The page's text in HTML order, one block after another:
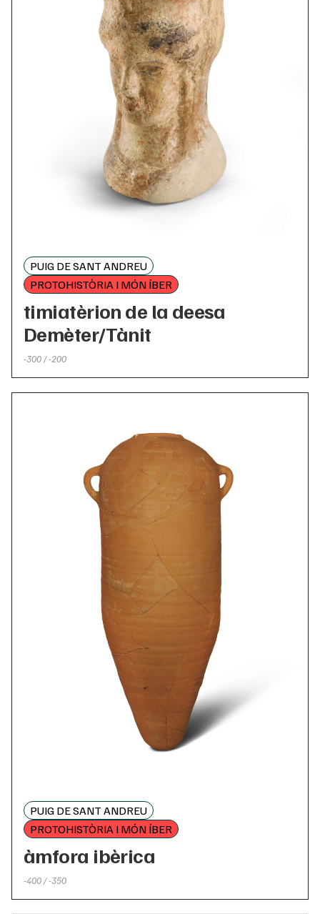
PUIG DE SANT ANDREU
PROTOHISTÒRIA I MÓN ÍBER
timiatèrion de la deesa
Demèter/Tànit
-300 / -200
PUIG DE SANT ANDREU
PROTOHISTÒRIA I MÓN ÍBER
àmfora ibèrica
-400 / -350